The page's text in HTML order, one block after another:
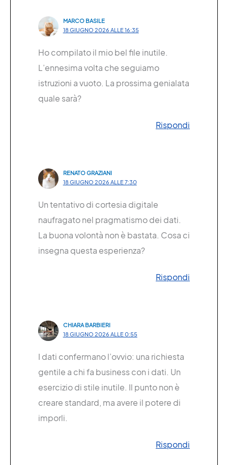
MARCO BASILE
18 GIUGNO 2026 ALLE 16:35
Ho compilato il mio bel file inutile.
L’ennesima volta che seguiamo
istruzioni a vuoto. La prossima genialata
quale sarà?
Rispondi
RENATO GRAZIANI
18 GIUGNO 2026 ALLE 7:30
Un tentativo di cortesia digitale
naufragato nel pragmatismo dei dati.
La buona volontà non è bastata. Cosa ci
insegna questa esperienza?
Rispondi
CHIARA BARBIERI
18 GIUGNO 2026 ALLE 0:55
I dati confermano l’ovvio: una richiesta
gentile a chi fa business con i dati. Un
esercizio di stile inutile. Il punto non è
creare standard, ma avere il potere di
imporli.
Rispondi